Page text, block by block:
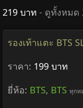
219 บาท - ดูทั้งหมด
รองเท้าแตะ BTS
ราคา: 199 บาท
ยี่ห้อ: BTS, BTS ทุกห